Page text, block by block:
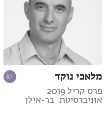
מלאכי נוקד
פרס קריל 2019
אוניברסיטת בר-אילן